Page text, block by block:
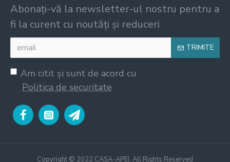
Abonați-vă la newsletter-ul nostru pentru a
fi la curent cu noutăți și reduceri
TRIMITE
Am citit şi sunt de acord cu
Politica de securitate
Copyright © 2022 CASA-APEI. All Rights Reserved